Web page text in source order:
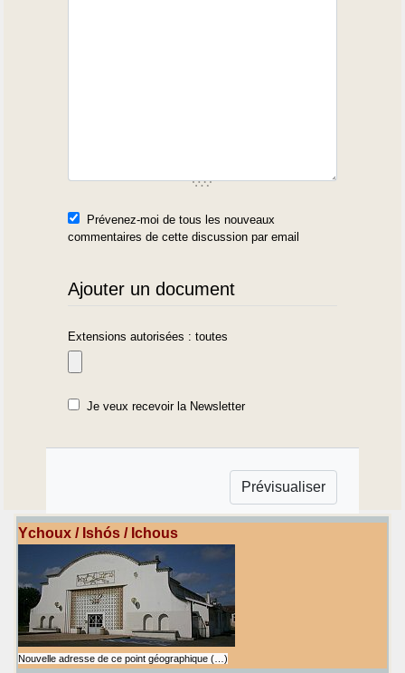
Prévenez-moi de tous les nouveaux
commentaires de cette discussion par email
Ajouter un document
Extensions autorisées : toutes
Je veux recevoir la Newsletter
Ychoux / Ishós / Ichous
Nouvelle adresse de ce point géographique (…)